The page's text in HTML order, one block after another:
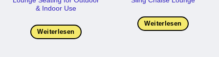
& Indoor Use
Weiterlesen
Weiterlesen